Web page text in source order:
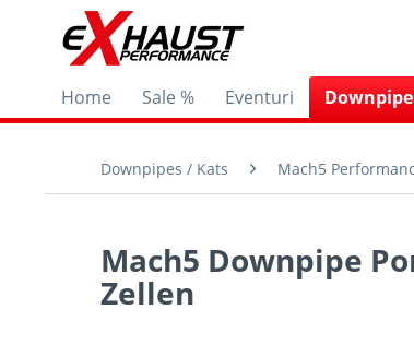
Home Sale % Eventuri
Downpipes / Kats Mach5
Mach5 Downpipe
Zellen